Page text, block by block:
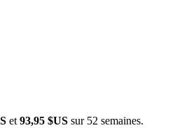
et 93,95 $US sur 52 semaines.